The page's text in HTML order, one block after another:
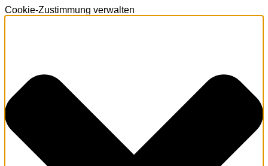
Cookie-Zustimmung verwalten